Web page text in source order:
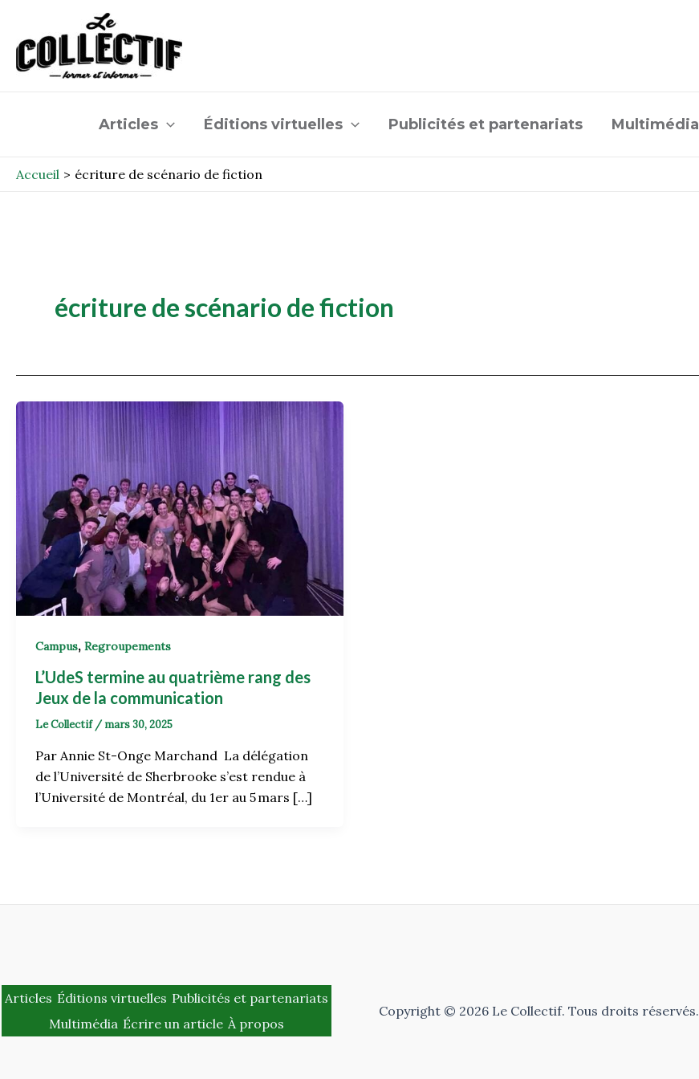
contenu
Articles Éditions virtuelles Publicités et partenariats Multimédia
Accueil écriture de scénario de fiction
écriture de scénario de fiction
Campus, Regroupements
L’UdeS termine au quatrième rang des
Jeux de la communication
Le Collectif / mars 30, 2025
Par Annie St-Onge Marchand La délégation
de l’Université de Sherbrooke s’est rendue à
l’Université de Montréal, du 1er au 5 mars […]
Articles Éditions virtuelles Publicités et partenariats
Multimédia Écrire un article À propos
Copyright © 2026 Le Collectif. Tous droits réservés.